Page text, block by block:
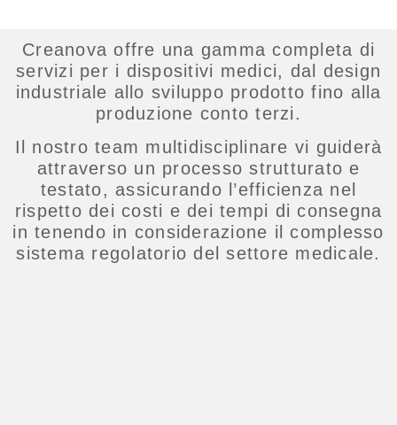
Creanova offre una gamma completa di
servizi per i dispositivi medici, dal design
industriale allo sviluppo prodotto fino alla
produzione conto terzi.
Il nostro team multidisciplinare vi guiderà
attraverso un processo strutturato e
testato, assicurando l’efficienza nel
rispetto dei costi e dei tempi di consegna
in tenendo in considerazione il complesso
sistema regolatorio del settore medicale.